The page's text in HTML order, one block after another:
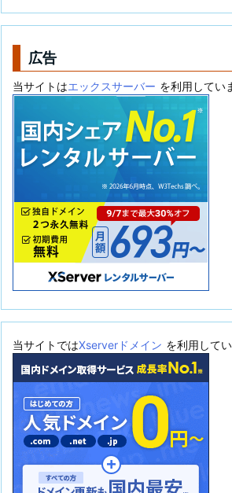
リ
広告
当サイトはエックスサーバー を利用してい
当サイトではXserverドメイン を利用して